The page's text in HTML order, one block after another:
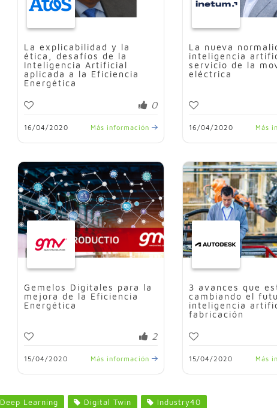
La explicabilidad y la
ética, desafíos de la
Inteligencia Artificial
aplicada a la Eficiencia
Energética
0
16/04/2020 Más información
La nueva
inteligencia
servicio de la
eléctrica
16/04/2020 Más
Gemelos Digitales para la
mejora de la Eficiencia
Energética
2
15/04/2020 Más información
3 avances que
cambiando el
inteligencia
fabricación
15/04/2020 Más
Deep Learning Digital Twin Industry40